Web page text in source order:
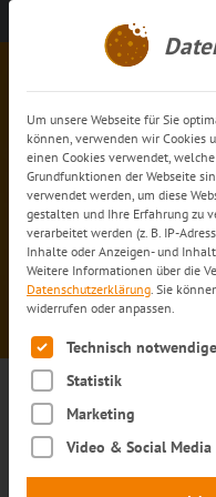
Kontakt aufnehmen
Partner
Um unsere Webseite für Sie
können, verwenden wir Cookies
einen Cookies verwendet,
Grundfunktionen der Webseite
verwendet werden, um diese
gestalten und Ihre Erfahrung zu
verarbeitet werden (z. B. IP-
Inhalte oder Anzeigen- und
Weitere Informationen über die
Datenschutzerklärung. Sie
widerrufen oder anpassen.
Es folgt eine Liste der
Technisch
Statistik
Marketing
Video & Social Media